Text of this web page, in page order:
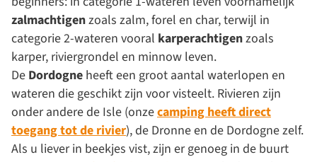
zalmachtigenzoals zalm, forel en char, terwijl in
categorie 2-wateren vooral karperachtigenzoals
karper, riviergrondel en minnow leven.
De Dordogne heeft een groot aantal waterlopen en
wateren die geschikt zijn voor visteelt. Rivieren zijn
onder andere de Isle (onzecamping heeft direct
toegang tot de rivier), de Dronne en de Dordogne zelf.
Als u liever in beekjes vist, zijn er genoeg in de buurt